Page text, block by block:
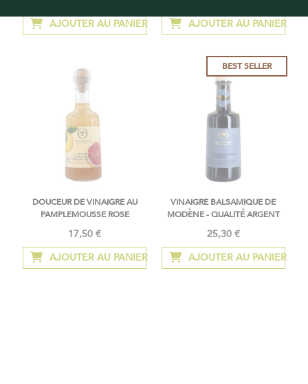
AJOUTER AU PANIER
partir
de
AJOUTER AU PANIER
DOUCEUR DE VINAIGRE AU
PAMPLEMOUSSE ROSE
17,50 €
AJOUTER AU PANIER
BEST SELLER
VINAIGRE BALSAMIQUE DE
MODÈNE - QUALITÉ ARGENT
25,30 €
AJOUTER AU PANIER